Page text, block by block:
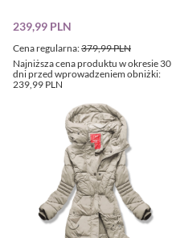
Cena regularna:379,99 PLN
239,99 PLN
Najniższa cena produktu w okresie 30
dni przed wprowadzeniem obniżki:
239,99 PLN